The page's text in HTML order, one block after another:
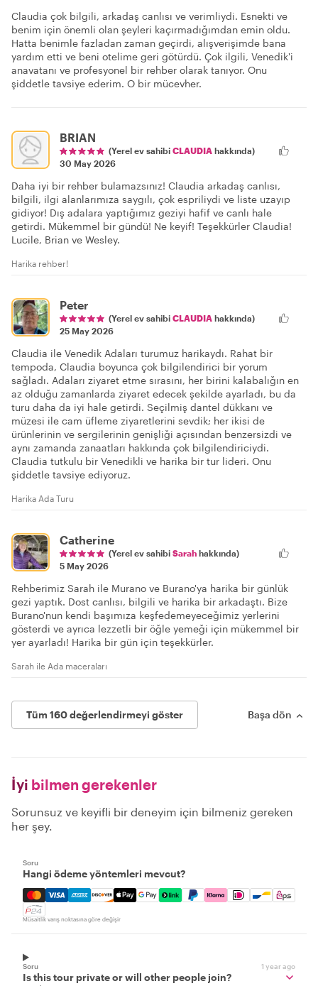
Claudia çok bilgili, arkadaş canlısı ve verimliydi. Esnekti ve
benim için önemli olan şeyleri kaçırmadığımdan emin oldu.
Hatta benimle fazladan zaman geçirdi, alışverişimde bana
yardım etti ve beni otelime geri götürdü. Çok ilgili, Venedik'i
anavatanı ve profesyonel bir rehber olarak tanıyor. Onu
şiddetle tavsiye ederim. O bir mücevher.
BRIAN
(Yerel ev sahibi CLAUDIA hakkında)
30 May 2026
Daha iyi bir rehber bulamazsınız! Claudia arkadaş canlısı,
bilgili, ilgi alanlarımıza saygılı, çok espriliydi ve liste uzayıp
gidiyor! Dış adalara yaptığımız geziyi hafif ve canlı hale
getirdi. Mükemmel bir gündü! Ne keyif! Teşekkürler Claudia!
Lucile, Brian ve Wesley.
Harika rehber!
Peter
(Yerel ev sahibi CLAUDIA hakkında)
25 May 2026
Claudia ile Venedik Adaları turumuz harikaydı. Rahat bir
tempoda, Claudia boyunca çok bilgilendirici bir yorum
sağladı. Adaları ziyaret etme sırasını, her birini kalabalığın en
az olduğu zamanlarda ziyaret edecek şekilde ayarladı, bu da
turu daha da iyi hale getirdi. Seçilmiş dantel dükkanı ve
müzesi ile cam üfleme ziyaretlerini sevdik; her ikisi de
ürünlerinin ve sergilerinin genişliği açısından benzersizdi ve
aynı zamanda zanaatları hakkında çok bilgilendiriciydi.
Claudia tutkulu bir Venedikli ve harika bir tur lideri. Onu
şiddetle tavsiye ediyoruz.
Harika Ada Turu
Catherine
(Yerel ev sahibi Sarah hakkında)
5 May 2026
Rehberimiz Sarah ile Murano ve Burano'ya harika bir günlük
gezi yaptık. Dost canlısı, bilgili ve harika bir arkadaştı. Bize
Burano'nun kendi başımıza keşfedemeyeceğimiz yerlerini
gösterdi ve ayrıca lezzetli bir öğle yemeği için mükemmel bir
yer ayarladı! Harika bir gün için teşekkürler.
Sarah ile Ada maceraları
Tüm 160 değerlendirmeyi göster Başa dön
İyi bilmen gerekenler
Sorunsuz ve keyifli bir deneyim için bilmeniz gereken
her şey.
Soru
Hangi ödeme yöntemleri mevcut?
Mastercard, Visa, Amex, Discover, Apple Pay, Google
Müsaitlik varış noktasına göre değişir
Soru 1 year ago
Is this tour private or will other people join?